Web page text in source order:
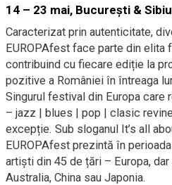
14 – 23 mai, București & Sibiu
Caracterizat prin autenticitate,
EUROPAfest face parte din elita
contribuind cu fiecare ediție la
pozitive a României în întreaga
Singurul festival din Europa care
– jazz | blues | pop | clasic
excepție. Sub sloganul It’s all
EUROPAfest prezintă în
artiști din 45 de țări – Europa,
Australia, China sau Japonia.